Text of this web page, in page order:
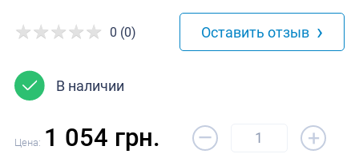
В наличии
0 (0) Оставить отзыв ›
Цена: 1 054 грн. – +